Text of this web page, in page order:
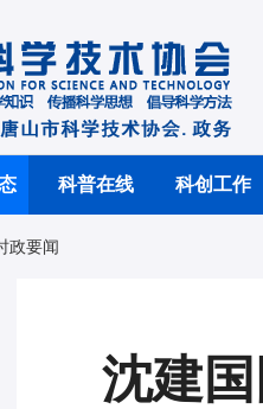
科普在线 科创工作
政要闻
沈建